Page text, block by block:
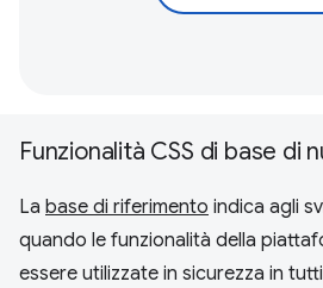
Funzionalità CSS di base di
La base di riferimento indica agli
quando le funzionalità della
essere utilizzate in sicurezza in